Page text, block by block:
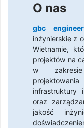
O nas
gbc
inżynierskie z
Wietnamie,
projektów na
w zakresie
infrastruktury
oraz
jakość